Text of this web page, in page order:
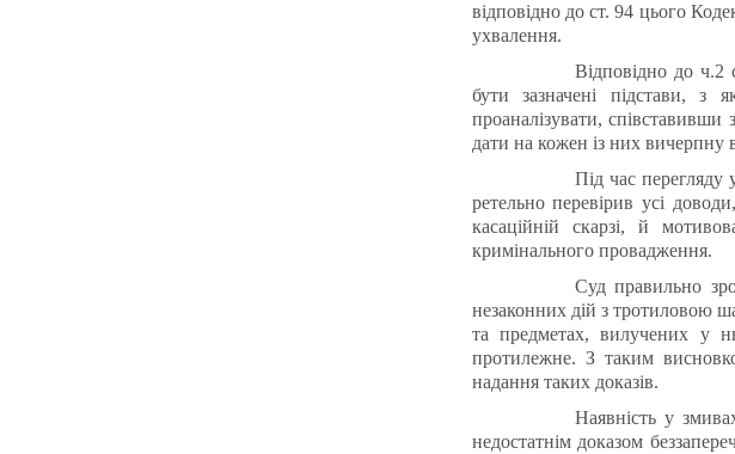
відповідно до ст. 94 цього
ухвалення.
Відповідно до ч.2
бути зазначені підстави, з
проаналізувати,
дати на кожен із них вичерпну
Під час
ретельно перевірив усі
касаційній скарзі, й
кримінального провадження.
Суд правильно
незаконних дій з тротиловою
та предметах, вилучених у
протилежне. З таким
надання таких доказів.
Наявність у
недостатнім доказом